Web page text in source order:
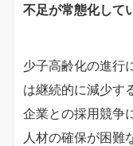
不足が常態化して
少子高齢化の進行
は継続的に減少す
企業との採用競争
人材の確保が困難